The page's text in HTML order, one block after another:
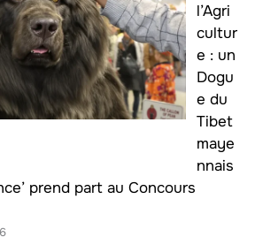
l’Agri
cultur
e : un
Dogu
e du
Tibet
maye
nnais
prend part au Concours